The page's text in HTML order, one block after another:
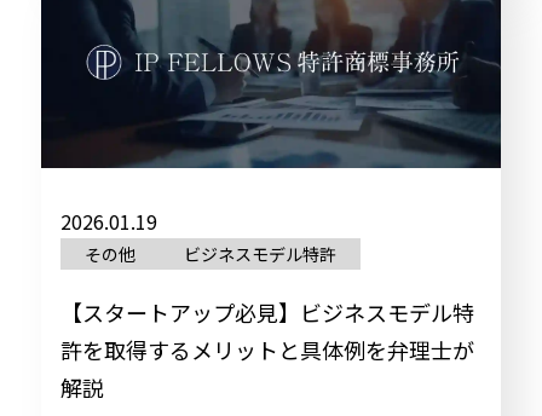
トップ
特許・実用新案記事一覧
商標・意匠
2026.01.19
その他 ビジネスモデル特許
【スタートアップ必見】ビジネスモデル特
許を取得するメリットと具体例を弁理士が
解説